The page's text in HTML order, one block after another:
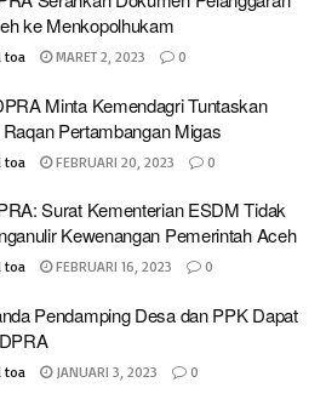
ke Menkopolhukam
toa MARET 2, 2023 0
Minta Kemendagri Tuntaskan
Raqan Pertambangan Migas
toa FEBRUARI 20, 2023 0
Surat Kementerian ESDM Tidak
Kewenangan Pemerintah Aceh
toa FEBRUARI 16, 2023 0
Pendamping Desa dan PPK Dapat
toa JANUARI 3, 2023 0